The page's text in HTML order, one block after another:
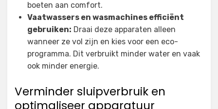
boeten aan comfort.
Vaatwassers en wasmachines efficiënt
gebruiken: Draai deze apparaten alleen
wanneer ze vol zijn en kies voor een eco-
programma. Dit verbruikt minder water en vaak
ook minder energie.
Verminder sluipverbruik en
optimaliseer apparatuur